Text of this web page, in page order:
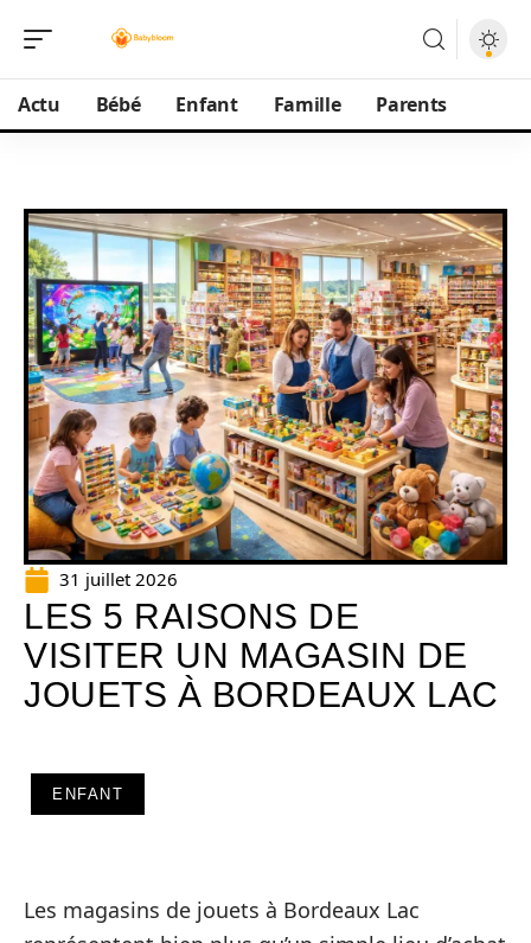
Actu Bébé Enfant Famille Parents
31 juillet 2026
LES 5 RAISONS DE
VISITER UN MAGASIN DE
JOUETS À BORDEAUX LAC
ENFANT
Les magasins de jouets à Bordeaux Lac